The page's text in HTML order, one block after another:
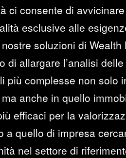
ci consente di
esclusive alle
soluzioni di Wealth
di allargare l’analisi
più complesse non solo
anche in quello
efficaci per la
a quello di impresa
nel settore di